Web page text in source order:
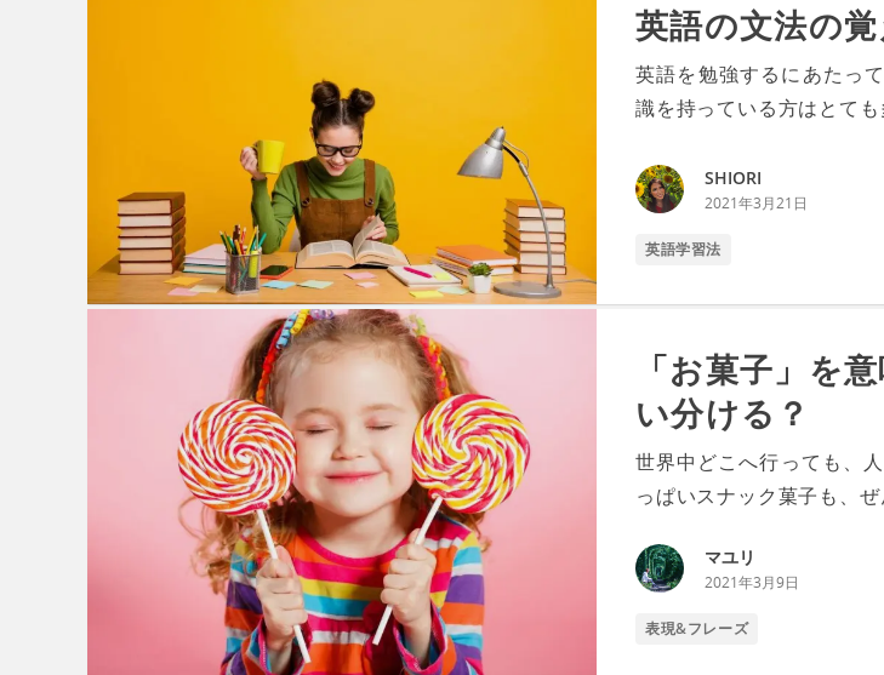
英語の文法の
英語を勉強するにあたっ
識を持っている方はとて
SHIORI
2021年3月21日
英語学習法
「お菓子」を
い分ける？
世界中どこへ行っても、
っぱいスナック菓子も、
マユリ
2021年3月9日
表現&フレーズ